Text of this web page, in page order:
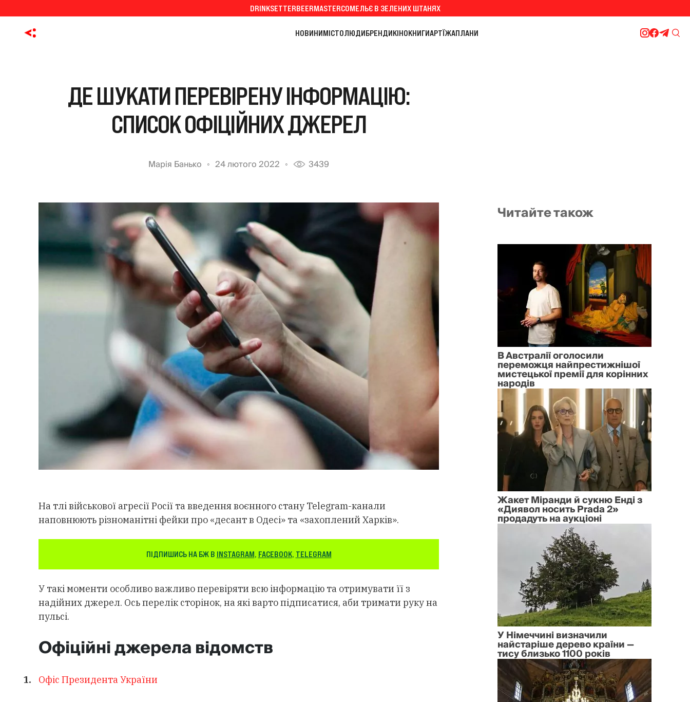
DRINKSETTERBEERMASTERСОМЕЛЬЄ В ЗЕЛЕНИХ ШТАНЯХ
НОВИНИМІСТОЛЮДИБРЕНДИКІНОКНИГИАРТЇЖАПЛАНИ
ДЕ ШУКАТИ ПЕРЕВІРЕНУ ІНФОРМАЦІЮ:
СПИСОК ОФІЦІЙНИХ ДЖЕРЕЛ
Марія Банько 24 лютого 2022 3439
На тлі військової агресії Росії та введення воєнного стану Telegram-канали
наповнюють різноманітні фейки про «десант в Одесі» та «захоплений Харків».
ПІДПИШИСЬ НА БЖ В INSTAGRAM, FACEBOOK, TELEGRAM
У такі моменти особливо важливо перевіряти всю інформацію та отримувати її з
надійних джерел. Ось перелік сторінок, на які варто підписатися, аби тримати руку на
пульсі.
Офіційні джерела відомств
Офіс Президента України
Читайте також
В Австралії оголосили
переможця найпрестижнішої
мистецької премії для корінних
народів
Жакет Міранди й сукню Енді з
«Диявол носить Prada 2»
продадуть на аукціоні
У Німеччині визначили
найстаріше дерево країни —
тису близько 1100 років